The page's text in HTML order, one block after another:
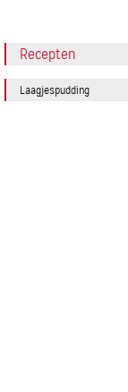
Recepten
Laagjespudding